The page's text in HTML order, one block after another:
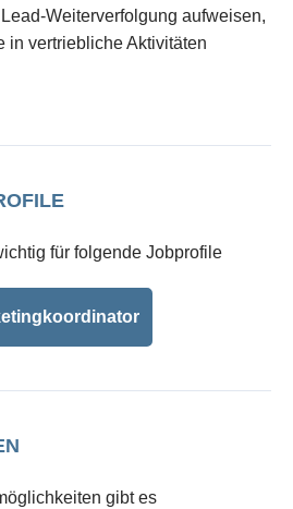
Weiterverfolgung aufweisen,
in vertriebliche Aktivitäten
für folgende Jobprofile
gibt es